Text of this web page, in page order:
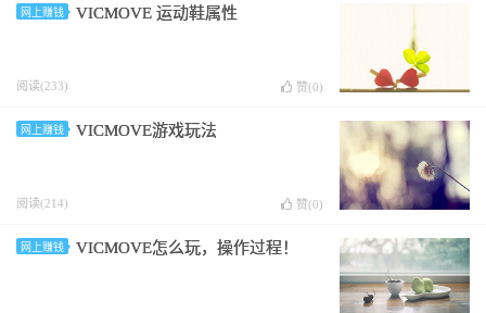
网上赚钱 VICMOVE 运动鞋属性
阅读(233) 赞(0)
网上赚钱 VICMOVE游戏玩法
阅读(214) 赞(0)
网上赚钱 VICMOVE怎么玩，操作过程！